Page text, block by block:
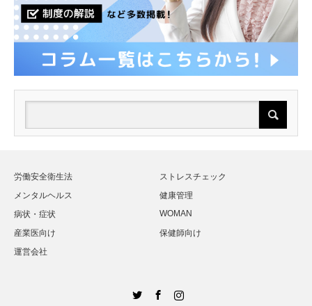
労働安全衛生法
ストレスチェック
メンタルヘルス
健康管理
病状・症状
WOMAN
産業医向け
保健師向け
運営会社